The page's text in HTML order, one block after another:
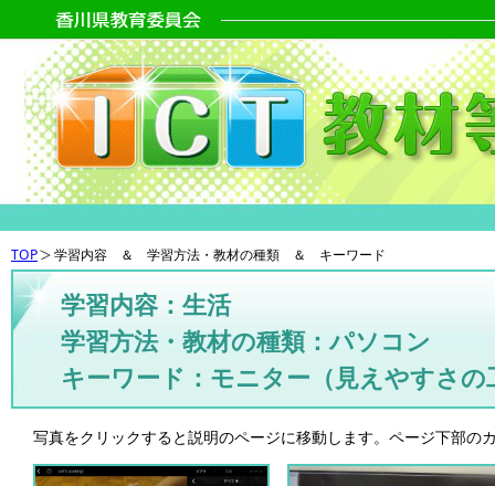
TOP 学習内容 ＆ 学習方法・教材の種類 ＆ キーワード
学習内容：生活
学習方法・教材の種類：パソコン
キーワード：モニター（見えやすさの
写真をクリックすると説明のページに移動します。ページ下部